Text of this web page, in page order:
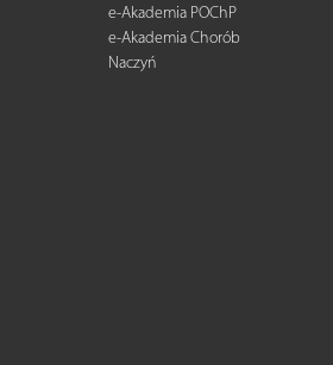
e-Akademia POChP
e-Akademia Chorób
Naczyń